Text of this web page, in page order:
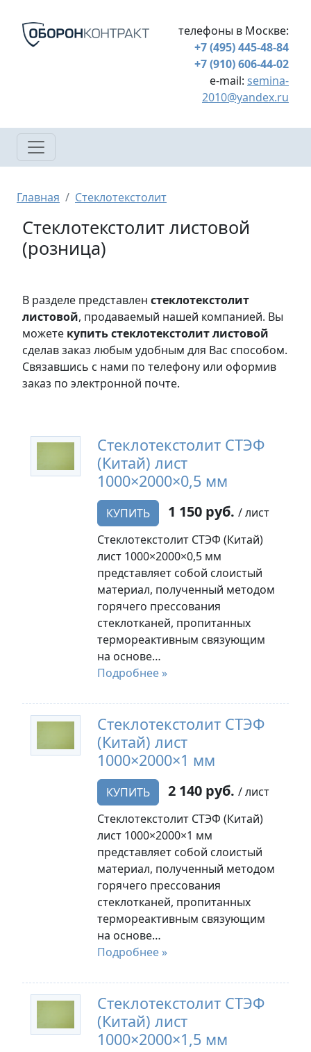
телефоны в Москве:
+7 (495) 445-48-84
+7 (910) 606-44-02
e-mail: semina-
2010@yandex.ru
Строка навигации
Главная Стеклотекстолит
Стеклотекстолит листовой
(розница)
В разделе представлен стеклотекстолит
листовой, продаваемый нашей компанией. Вы
можете купить стеклотекстолит листовой
сделав заказ любым удобным для Вас способом.
Связавшись с нами по телефону или оформив
заказ по электронной почте.
Стеклотекстолит СТЭФ
(Китай) лист
1000×2000×0,5 мм
КУПИТЬ 1 150 руб. / лист
Стеклотекстолит СТЭФ (Китай)
лист 1000×2000×0,5 мм
представляет собой слоистый
материал, полученный методом
горячего прессования
стеклотканей, пропитанных
термореактивным связующим
на основе…
Подробнее »
Стеклотекстолит СТЭФ
(Китай) лист
1000×2000×1 мм
КУПИТЬ 2 140 руб. / лист
Стеклотекстолит СТЭФ (Китай)
лист 1000×2000×1 мм
представляет собой слоистый
материал, полученный методом
горячего прессования
стеклотканей, пропитанных
термореактивным связующим
на основе…
Подробнее »
Стеклотекстолит СТЭФ
(Китай) лист
1000×2000×1,5 мм